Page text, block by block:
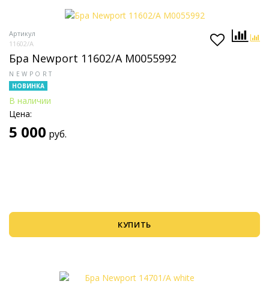
Артикул
11602/A
Бра Newport 11602/A М0055992
NEWPORT
НОВИНКА
В наличии
Цена:
5 000 руб.
КУПИТЬ